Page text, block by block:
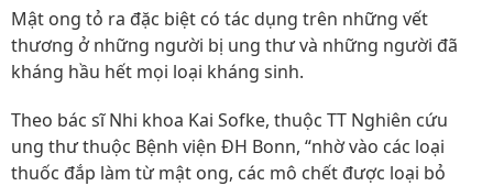
Mật ong tỏ ra đặc biệt có tác dụng trên những vết
thương ở những người bị ung thư và những người đã
kháng hầu hết mọi loại kháng sinh.
Theo bác sĩ Nhi khoa Kai Sofke, thuộc TT Nghiên cứu
ung thư thuộc Bệnh viện ĐH Bonn, “nhờ vào các loại
thuốc đắp làm từ mật ong, các mô chết được loại bỏ